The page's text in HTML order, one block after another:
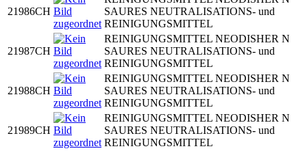
21986CH
SAURES NEUTRALISATIONS- und
REINIGUNGSMITTEL
21987CH
REINIGUNGSMITTEL NEODISHER N
SAURES NEUTRALISATIONS- und
REINIGUNGSMITTEL
21988CH
REINIGUNGSMITTEL NEODISHER N
SAURES NEUTRALISATIONS- und
REINIGUNGSMITTEL
21989CH
REINIGUNGSMITTEL NEODISHER N
SAURES NEUTRALISATIONS- und
REINIGUNGSMITTEL